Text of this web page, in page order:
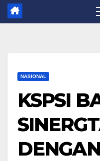
NASIONAL
KSPSI